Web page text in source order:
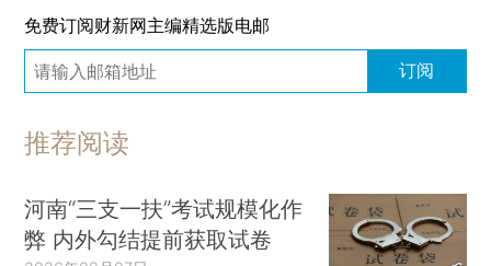
免费订阅财新网主编精选版电邮
订阅
推荐阅读
河南“三支一扶”考试规模化作
弊 内外勾结提前获取试卷